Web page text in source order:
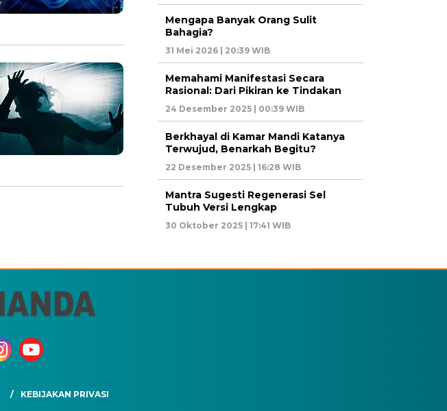
Mengapa Banyak Orang Sulit
Bahagia?
31 Mei 2026 | 20:39 WIB
Memahami Manifestasi Secara
Rasional: Dari Pikiran ke Tindakan
24 Desember 2025 | 00:39 WIB
Berkhayal di Kamar Mandi Katanya
Terwujud, Benarkah Begitu?
22 Desember 2025 | 16:28 WIB
Mantra Sugesti Regenerasi Sel
Tubuh Versi Lengkap
30 Oktober 2025 | 17:41 WIB
KEBIJAKAN PRIVASI